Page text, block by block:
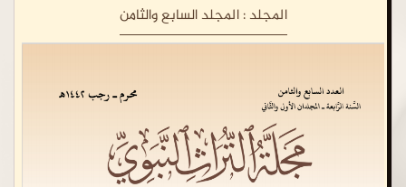
المجلد :المجلد السابع والثامن